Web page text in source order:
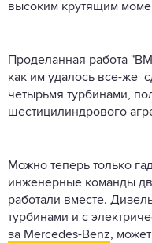
высоким крутящим
Проделанная работа
как им удалось все-же
четырьмя турбинами,
шестицилиндрового
Можно теперь только
инженерные команды
работали вместе.
турбинами и с
за Mercedes-Benz,